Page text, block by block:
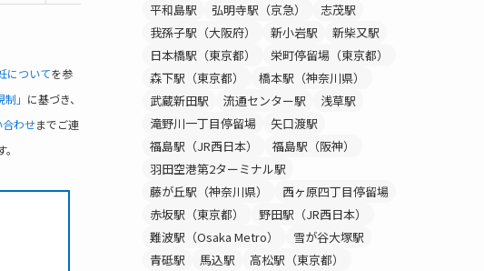
についてを参
」 に基づき、
合わせまでご連
平和島駅
弘明寺駅（京急）
志茂駅
我孫子駅（大阪府）
新小岩駅
新柴又駅
日本橋駅（東京都）
栄町停留場（東京都）
森下駅（東京都）
橋本駅（神奈川県）
武蔵新田駅
流通センター駅
浅草駅
滝野川一丁目停留場
矢口渡駅
福島駅（JR西日本）
福島駅（阪神）
羽田空港第2ターミナル駅
藤が丘駅（神奈川県）
西ヶ原四丁目停留場
赤坂駅（東京都）
野田駅（JR西日本）
難波駅（Osaka Metro）
雪が谷大塚駅
青砥駅
馬込駅
高松駅（東京都）